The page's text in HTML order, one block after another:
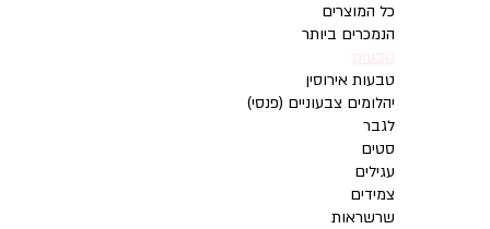
כל המוצרים
הנמכרים ביותר
טבעות
טבעות אירוסין
יהלומים צבעוניים (פנסי)
לגבר
סטים
עגילים
צמידים
שרשראות